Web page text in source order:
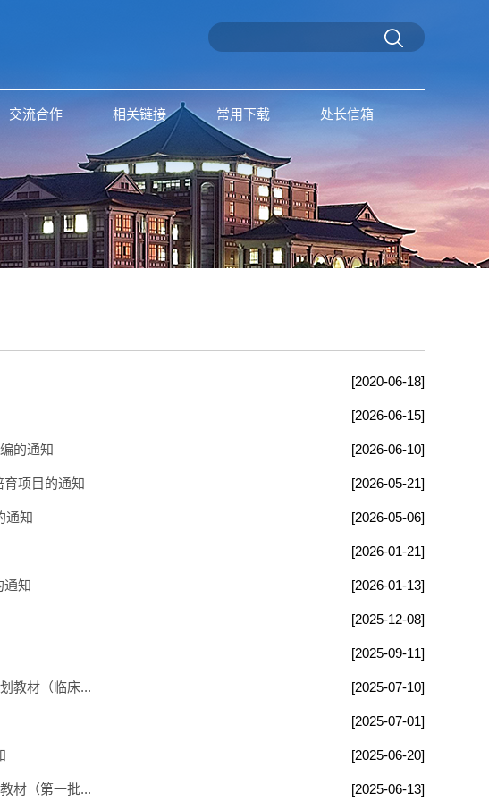
交流合作 相关链接 常用下载 处长信箱
[2020-06-18]
[2026-06-15]
的通知 [2026-06-10]
项目的通知 [2026-05-21]
通知 [2026-05-06]
[2026-01-21]
通知 [2026-01-13]
[2025-12-08]
[2025-09-11]
教材（临床... [2025-07-10]
[2025-07-01]
[2025-06-20]
材（第一批... [2025-06-13]